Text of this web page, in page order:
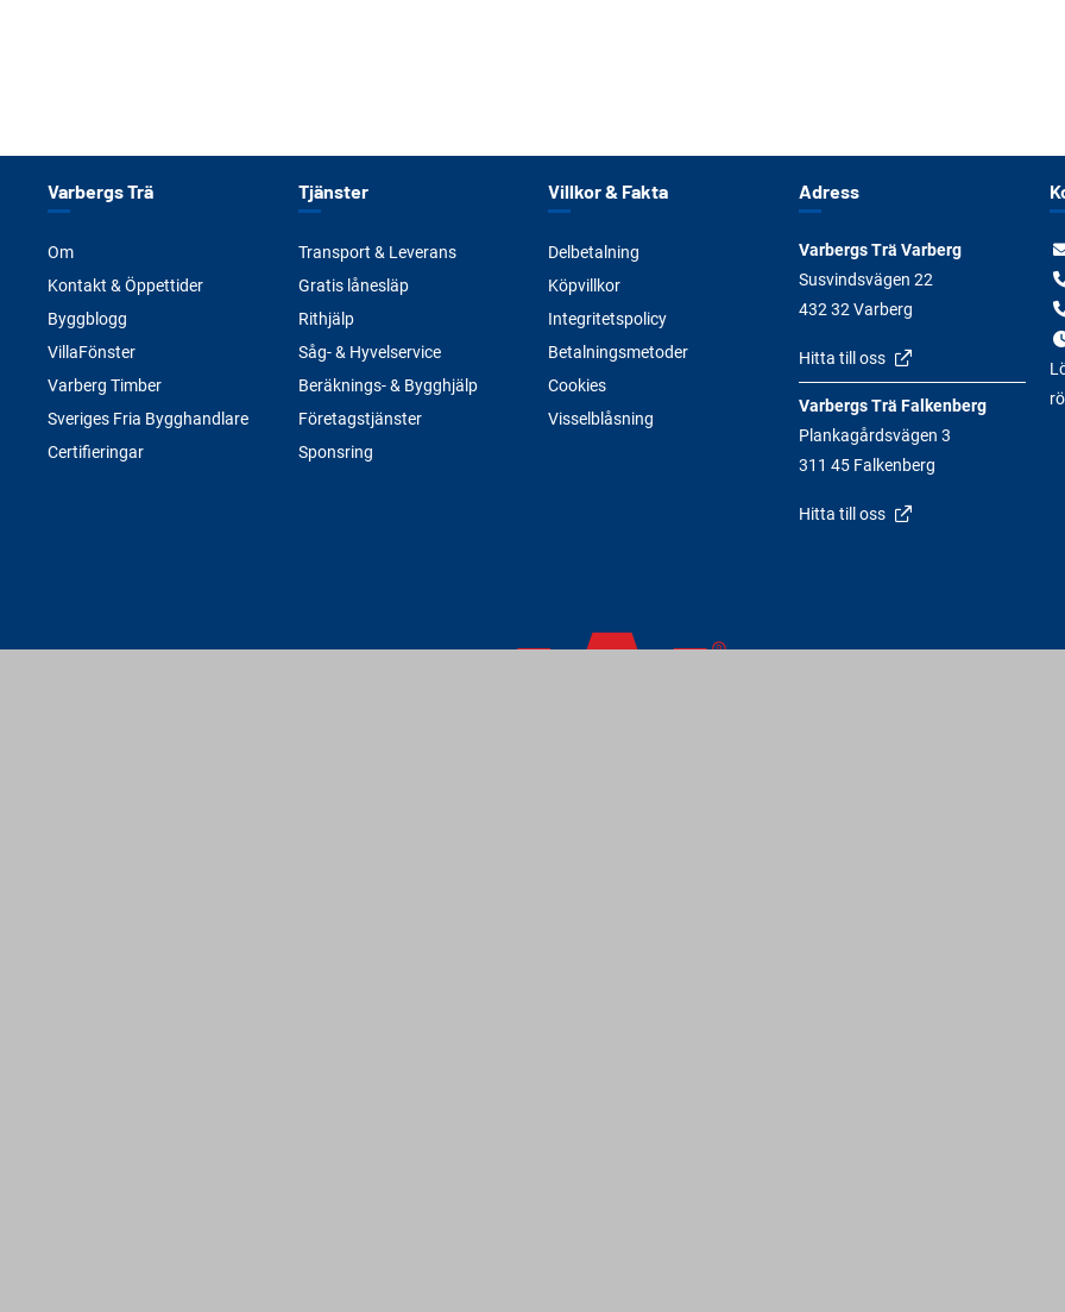
Varbergs Trä
Om
Kontakt & Öppettider
Byggblogg
VillaFönster
Varberg Timber
Sveriges Fria Bygghandlare
Certifieringar
Tjänster
Transport & Leverans
Gratis lånesläp
Rithjälp
Såg- & Hyvelservice
Beräknings- & Bygghjälp
Företagstjänster
Sponsring
Villkor & Fakta
Delbetalning
Köpvillkor
Integritetspolicy
Betalningsmetoder
Cookies
Visselblåsning
Adress
Varbergs Trä Varberg
Susvindsvägen 22
432 32 Varberg
Hitta till oss
Varbergs Trä Falkenberg
Plankagårdsvägen 3
311 45 Falkenberg
Hitta till oss